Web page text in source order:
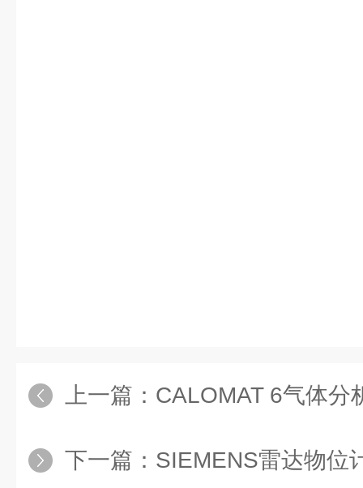
上一篇： CALOMAT 6气体分析仪
下一篇： SIEMENS雷达物位计